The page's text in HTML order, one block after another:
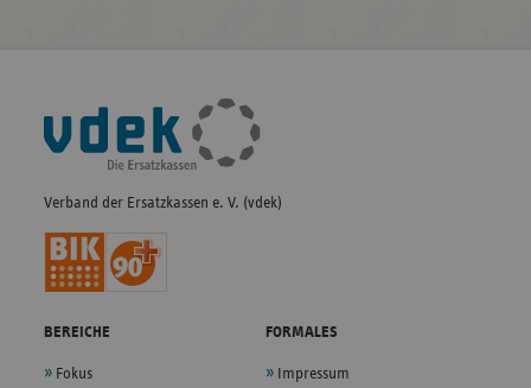
Fußleisten-
Navigation
Verband der Ersatzkassen e. V. (vdek)
BEREICHE
Fokus
FORMALES
Impressum